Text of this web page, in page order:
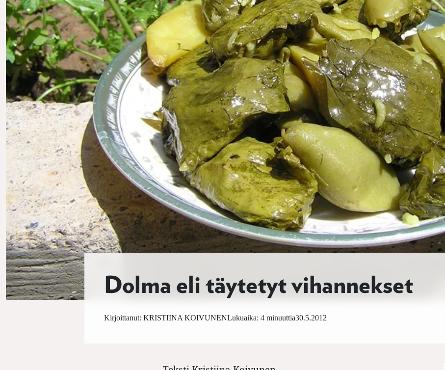
Dolma eli täytetyt vihannekset
30.5.2012
Kirjoittanut: KRISTIINA KOIVUNENLukuaika: 4 minuuttia